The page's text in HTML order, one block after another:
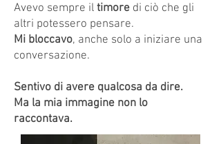
Avevo sempre il timore di ciò che gli
altri potessero pensare.
Mi bloccavo, anche solo a iniziare una
conversazione.
Sentivo di avere qualcosa da dire.
Ma la mia immagine non lo
raccontava.